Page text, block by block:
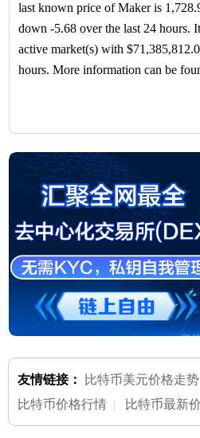
last known price of Maker is
down -5.68 over the last 24 hours.
active market(s) with
hours. More information can be
友情链接： 比特币美元价格走势
比特币价格行情 | 比特币最新